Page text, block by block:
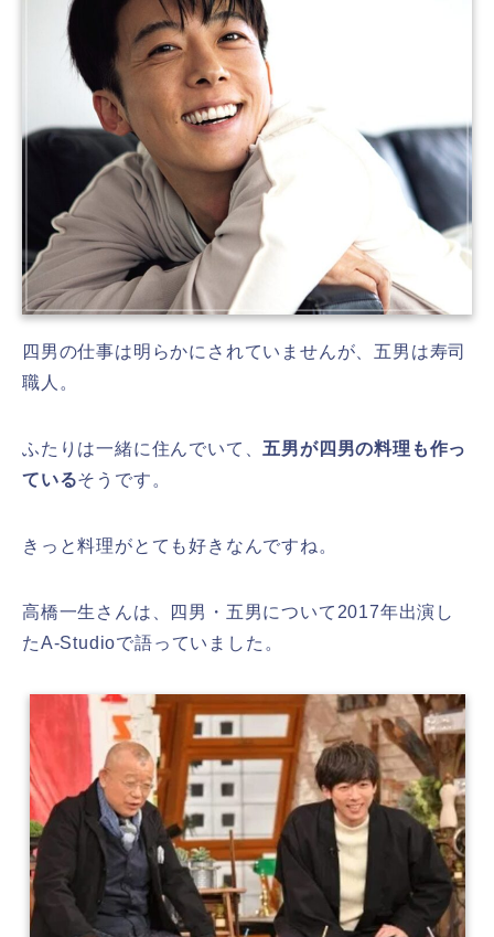
四男の仕事は明らかにされていませんが、 五男は寿司
職人。
ふたりは一緒に住んでいて、 五男が四男の料理も作っ
ているそうです。
きっと料理がとても好きなんですね。
高橋一生さんは、四男・五男について2017年出演し
たA-Studioで語っていました。